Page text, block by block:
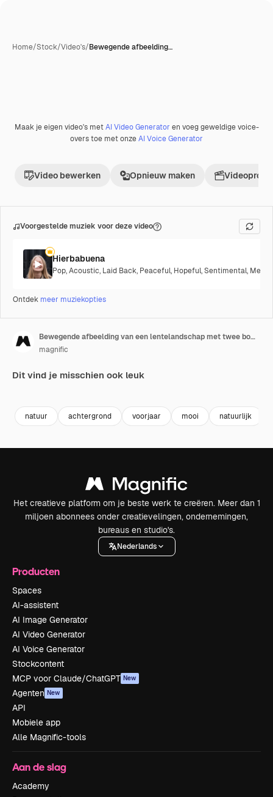
Home/Stock/Video's/Bewegende afbeelding…
Maak je eigen video's metAI Video Generator en voeg geweldige voice-
overs toe met onzeAI Voice Generator
Video bewerken Opnieuw maken
Voorgestelde muziek voor deze video
Hierbabuena
Pop,Acoustic, Laid Back, Peaceful, Hopeful,Sentimental,
Ontdek meer muziekopties
Bewegende afbeelding van een lentelandschap met twee bomen
magnific
Dit vind je misschien ook leuk
natuur achtergrond voorjaar mooi natuurlijk
Het creatieve platform om je beste werk te creëren. Meer dan 1
miljoen abonnees onder creatievelingen, ondernemingen,
bureaus en studio's.
Nederlands
Producten
Spaces
AI-assistent
AI Image Generator
AI Video Generator
AI Voice Generator
Stockcontent
MCP voor Claude/ChatGPT New
Agenten New
API
Mobiele app
Alle Magnific-tools
Aan de slag
Academy